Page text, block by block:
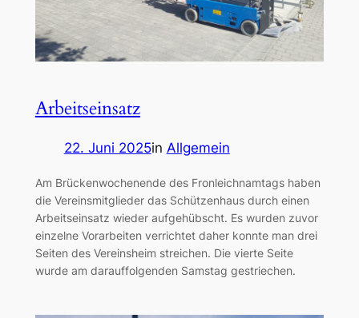
Arbeitseinsatz
22. Juni 2025in Allgemein
Am Brückenwochenende des Fronleichnamtags haben
die Vereinsmitglieder das Schützenhaus durch einen
Arbeitseinsatz wieder aufgehübscht. Es wurden zuvor
einzelne Vorarbeiten verrichtet daher konnte man drei
Seiten des Vereinsheim streichen. Die vierte Seite
wurde am darauffolgenden Samstag gestriechen.